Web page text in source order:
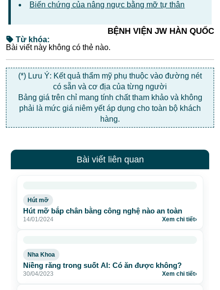
Biến chứng của nâng ngực bằng mỡ tự thân
BỆNH VIỆN JW HÀN QUỐC
Từ khóa:
Bài viết này không có thẻ nào.
(*) Lưu Ý: Kết quả thẩm mỹ phụ thuộc vào đường nét
có sẵn và cơ địa của từng người
Bảng giá trên chỉ mang tính chất tham khảo và không
phải là mức giá niêm yết áp dụng cho toàn bộ khách
hàng.
Bài viết liên quan
Hút mỡ
Hút mỡ bắp chân bằng công nghệ nào an toàn
14/01/2024 Xem chi tiết›
Nha Khoa
Niềng răng trong suốt AI: Có ăn được không?
30/04/2023 Xem chi tiết›